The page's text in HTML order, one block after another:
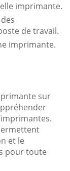
imprimante.
de travail.
imprimante.
sur
et le
pour toute